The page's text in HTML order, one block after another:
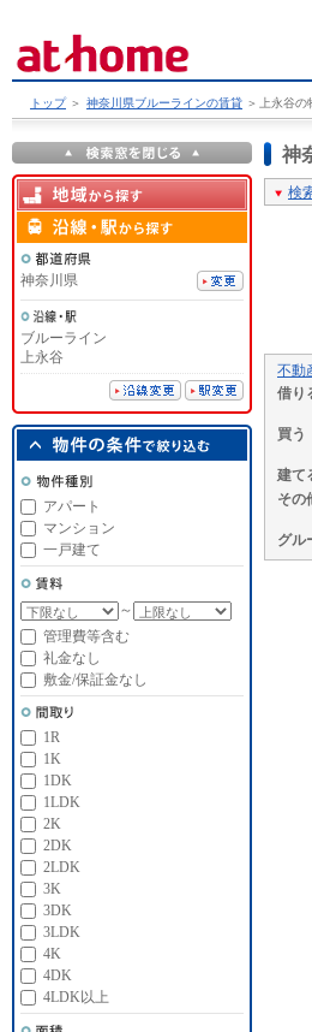
トップ ＞ 神奈川県ブルーラインの賃貸 ＞ 上永谷
神
検
不動
借り
買う
建て
その
グル
神奈川県
ブルーライン
上永谷
アパート
マンション
一戸建て
～
管理費等含む
礼金なし
敷金/保証金なし
1R
1K
1DK
1LDK
2K
2DK
2LDK
3K
3DK
3LDK
4K
4DK
4LDK以上